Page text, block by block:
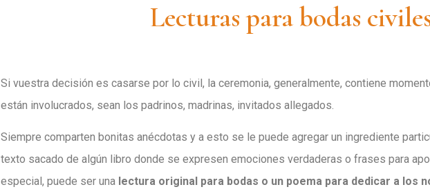
Lecturas para bodas
Si vuestra decisión es casarse por lo civil, la ceremonia, generalmente, contiene
están involucrados, sean los padrinos, madrinas, invitados allegados.
Siempre comparten bonitas anécdotas y a esto se le puede agregar un ingrediente
texto sacado de algún libro donde se expresen emociones verdaderas o frases para
especial, puede ser una lectura original para bodas o un poema para dedicar a los